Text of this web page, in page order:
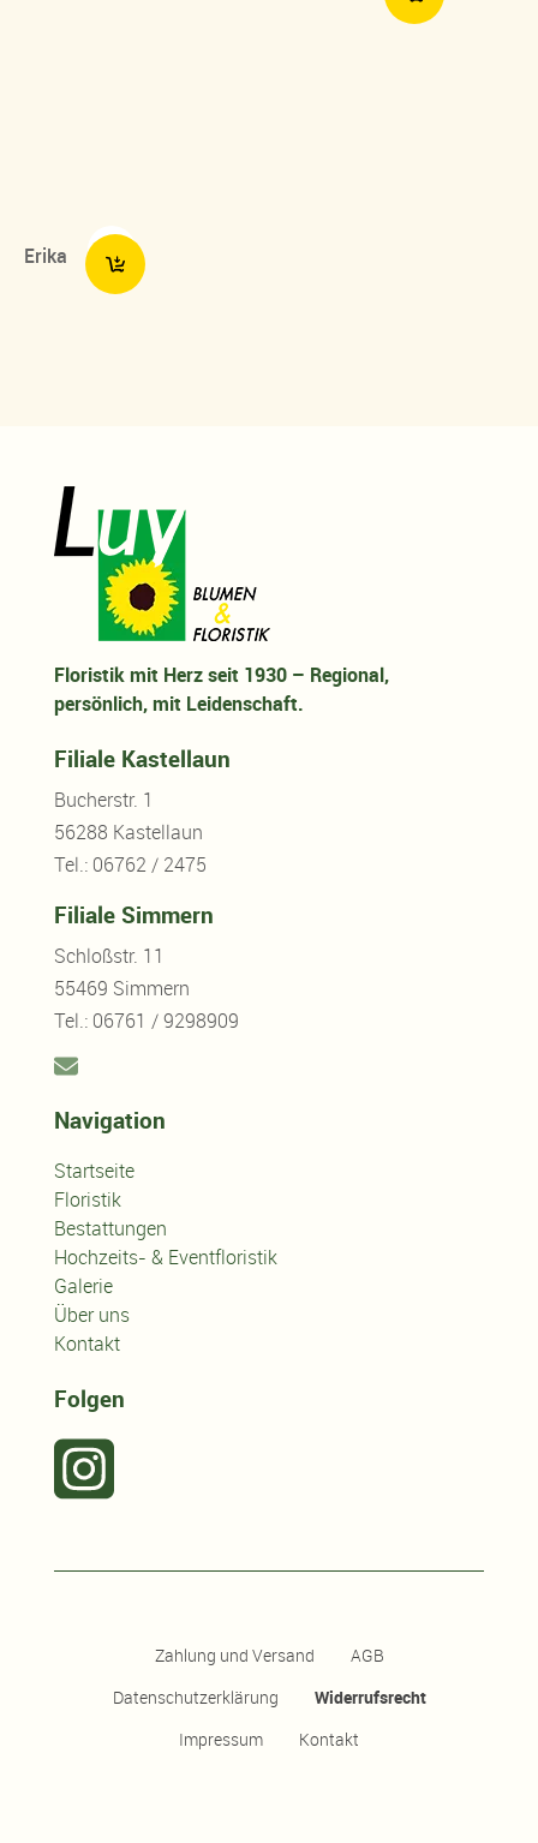
Erika
Floristik mit Herz seit 1930 – Regional,
persönlich, mit Leidenschaft.
Filiale Kastellaun
Bucherstr. 1
56288 Kastellaun
Tel.: 06762 / 2475
Filiale Simmern
Schloßstr. 11
55469 Simmern
Tel.: 06761 / 9298909
Navigation
Startseite
Floristik
Bestattungen
Hochzeits- & Eventfloristik
Galerie
Über uns
Kontakt
Folgen
Zahlung und Versand
AGB
Datenschutzerklärung
Widerrufsrecht
Impressum
Kontakt